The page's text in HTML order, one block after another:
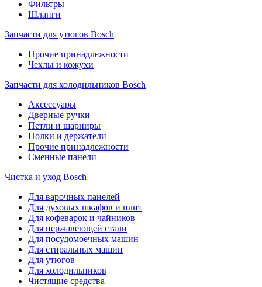
Фильтры
Шланги
Запчасти для утюгов Bosch
Прочие принадлежности
Чехлы и кожухи
Запчасти для холодильников Bosch
Аксессуары
Дверные ручки
Петли и шарниры
Полки и держатели
Прочие принадлежности
Сменные панели
Чистка и уход Bosch
Для варочных панелей
Для духовых шкафов и плит
Для кофеварок и чайников
Для нержавеющей стали
Для посудомоечных машин
Для стиральных машин
Для утюгов
Для холодильников
Чистящие средства